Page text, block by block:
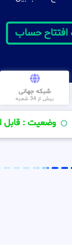
افتتاح حساب
شبکه جهانی
بیش از 34 شعبه
وضعیت : قابل